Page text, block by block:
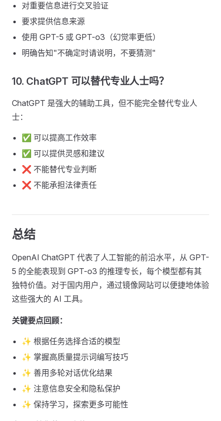
对重要信息进行交叉验证
要求提供信息来源
使用 GPT-5 或 GPT-o3（幻觉率更低）
明确告知"不确定时请说明，不要猜测"
10. ChatGPT 可以替代专业人士吗？
ChatGPT 是强大的辅助工具，但不能完全替代专业人
士：
✅ 可以提高工作效率
✅ 可以提供灵感和建议
❌ 不能替代专业判断
❌ 不能承担法律责任
总结
OpenAI ChatGPT 代表了人工智能的前沿水平，从 GPT-
5 的全能表现到 GPT-o3 的推理专长，每个模型都有其
独特价值。对于国内用户，通过镜像网站可以便捷地体验
这些强大的 AI 工具。
关键要点回顾：
✨ 根据任务选择合适的模型
✨ 掌握高质量提示词编写技巧
✨ 善用多轮对话优化结果
✨ 注意信息安全和隐私保护
✨ 保持学习，探索更多可能性